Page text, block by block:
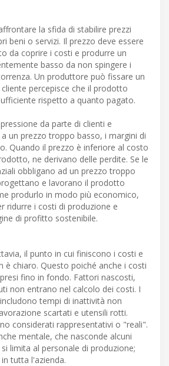
la sfida di stabilire prezzi
beni o servizi. Il prezzo deve essere
da coprire i costi e produrre un
basso da non spingere i
Un produttore può fissare un
percepisce che il prodotto
rispetto a quanto pagato.
da parte di clienti e
un prezzo troppo basso, i margini di
Quando il prezzo è inferiore al costo
ne derivano delle perdite. Se le
obbligano ad un prezzo troppo
e lavorano il prodotto
produrlo in modo più economico,
ridurre i costi di produzione e
di profitto sostenibile.
il punto in cui finiscono i costi e
è chiaro. Questo poiché anche i costi
fino in fondo. Fattori nascosti,
non entrano nel calcolo dei costi. I
tempi di inattività non
scartati e utensili rotti.
considerati rappresentativi o "reali".
mentale, che nasconde alcuni
limita al personale di produzione;
tutta l'azienda.